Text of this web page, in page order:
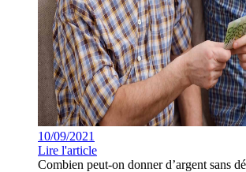
10/09/2021
Lire l'article
Combien peut-on donner d’argent sans